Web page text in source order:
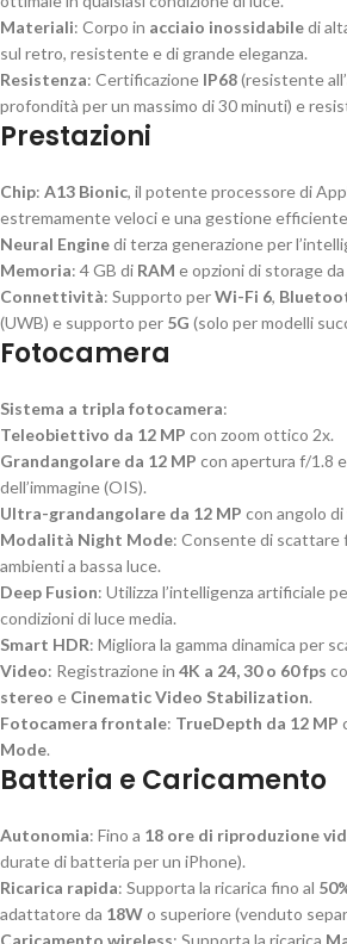
Materiali: Corpo in acciaio inossidabiledi
sul retro, resistente e di grande eleganza.
Resistenza: Certificazione IP68(resistente
profondità per un massimo di 30 minuti) e
Prestazioni
Chip: A13 Bionic, il potente processore di
estremamente veloci e una gestione
Neural Enginedi terza generazione per
Memoria: 4 GB di RAM e opzioni di storage da
Connettività: Supporto perWi-Fi 6,
(UWB) e supporto per 5G (solo per modelli
Fotocamera
Sistema a tripla fotocamera:
Teleobiettivo da 12 MP con zoom ottico 2x.
Grandangolare da 12 MP con apertura f/1.8
dell’immagine (OIS).
Ultra-grandangolare da 12 MP con angolo di
Modalità Night Mode: Consente di scattare
ambienti a bassa luce.
Deep Fusion: Utilizza l’intelligenza artificiale
condizioni di luce media.
Smart HDR: Migliora la gamma dinamica per
Video: Registrazione in 4K a 24, 30 o 60 fps
stereo e Cinematic Video Stabilization.
Fotocamera frontale: TrueDepth da 12 MP
Mode.
Batteria e Caricamento
Autonomia: Fino a 18 ore di riproduzione
durate di batteria per un iPhone).
Ricarica rapida: Supporta la ricarica fino al
adattatore da 18Wo superiore (venduto
Caricamento wireless: Supporta la ricarica